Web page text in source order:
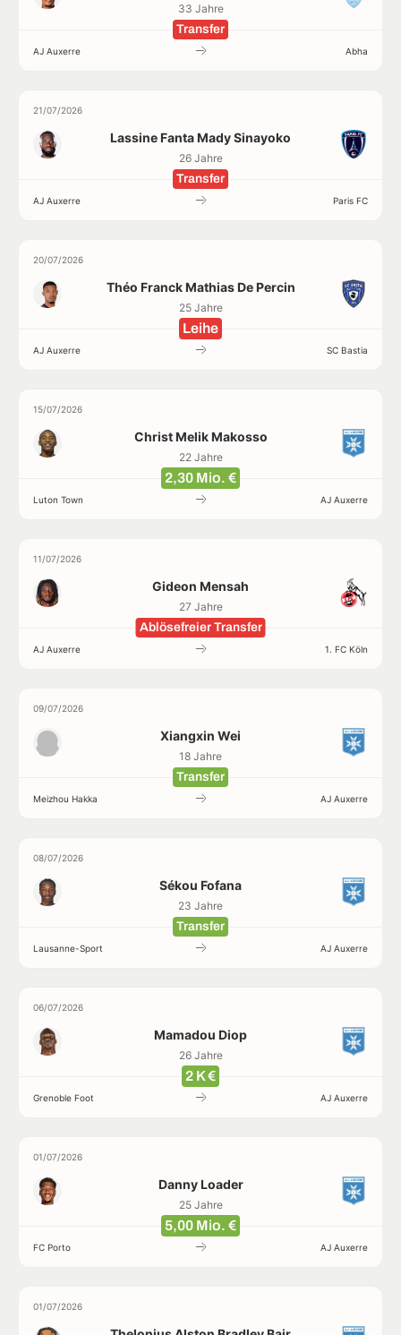
33 Jahre
Transfer
AJ Auxerre Abha
21/07/2026
Lassine Fanta Mady Sinayoko
26 Jahre
Transfer
AJ Auxerre Paris FC
20/07/2026
Théo Franck Mathias De Percin
25 Jahre
Leihe
AJ Auxerre SC Bastia
15/07/2026
Christ Melik Makosso
22 Jahre
2,30 Mio. €
Luton Town AJ Auxerre
11/07/2026
Gideon Mensah
27 Jahre
Ablösefreier Transfer
AJ Auxerre 1. FC Köln
09/07/2026
Xiangxin Wei
18 Jahre
Transfer
Meizhou Hakka AJ Auxerre
08/07/2026
Sékou Fofana
23 Jahre
Transfer
Lausanne-Sport AJ Auxerre
06/07/2026
Mamadou Diop
26 Jahre
2 K €
Grenoble Foot AJ Auxerre
01/07/2026
Danny Loader
25 Jahre
5,00 Mio. €
FC Porto AJ Auxerre
01/07/2026